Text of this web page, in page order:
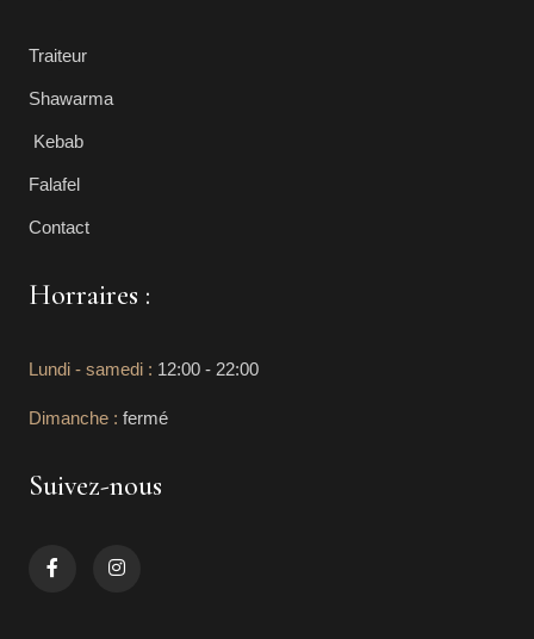
Traiteur
Shawarma
Kebab
Falafel
Contact
Horraires :
Lundi - samedi : 12:00 - 22:00
Dimanche : fermé
Suivez-nous